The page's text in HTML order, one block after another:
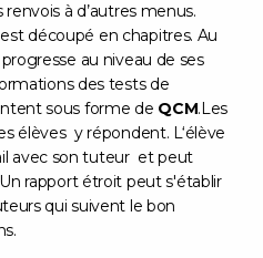
à d’autres menus.
découpé en chapitres. Au
au niveau de ses
des tests de
sous forme de QCM.Les
élèves y répondent. L‘élève
avec son tuteur et peut
rapport étroit peut s'établir
qui suivent le bon